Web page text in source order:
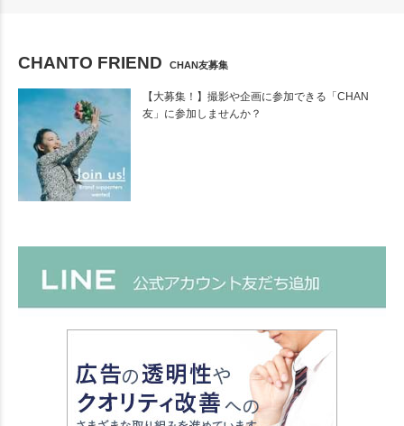
CHANTO FRIEND CHAN友募集
【大募集！】撮影や企画に参加できる「CHAN
友」に参加しませんか？